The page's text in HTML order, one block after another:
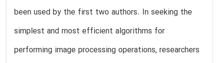
been used by the first two authors. In seeking the
simplest and most efficient algorithms for
performing image processing operations, researchers